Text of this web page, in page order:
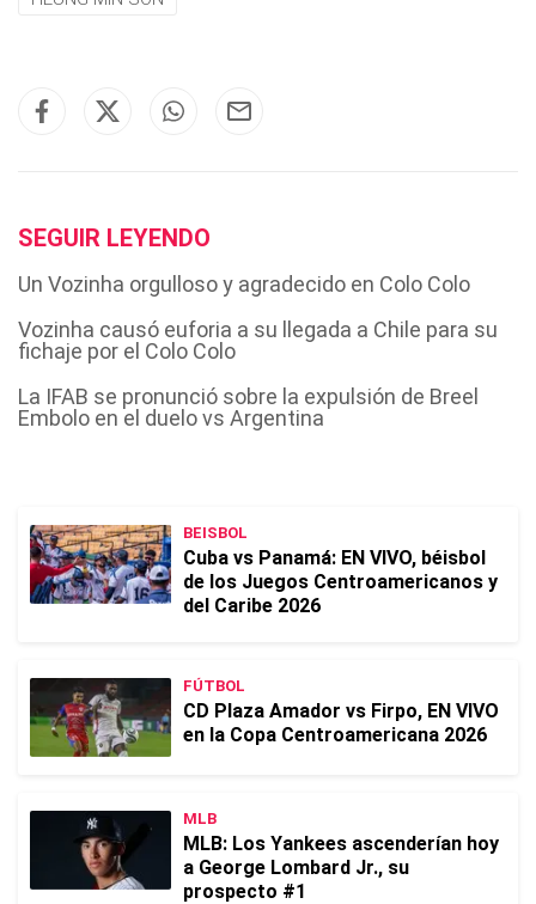
SEGUIR LEYENDO
Un Vozinha orgulloso y agradecido en Colo Colo
Vozinha causó euforia a su llegada a Chile para su
fichaje por el Colo Colo
La IFAB se pronunció sobre la expulsión de Breel
Embolo en el duelo vs Argentina
BEISBOL
Cuba vs Panamá: EN VIVO, béisbol
de los Juegos Centroamericanos y
del Caribe 2026
FÚTBOL
CD Plaza Amador vs Firpo, EN VIVO
en la Copa Centroamericana 2026
MLB
MLB: Los Yankees ascenderían hoy
a George Lombard Jr., su
prospecto #1